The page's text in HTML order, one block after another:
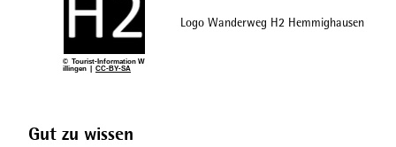
© Tourist-Information W
illingen | CC-BY-SA
Logo Wanderweg H2 Hemmighausen
Gut zu wissen